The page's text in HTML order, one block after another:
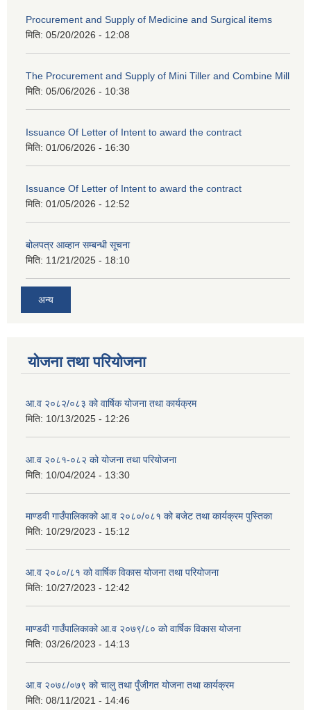
Procurement and Supply of Medicine and Surgical items
मिति: 05/20/2026 - 12:08
The Procurement and Supply of Mini Tiller and Combine Mill
मिति: 05/06/2026 - 10:38
Issuance Of Letter of Intent to award the contract
मिति: 01/06/2026 - 16:30
Issuance Of Letter of Intent to award the contract
मिति: 01/05/2026 - 12:52
बोलपत्र आव्हान सम्बन्धी सूचना
मिति: 11/21/2025 - 18:10
अन्य
योजना तथा परियोजना
आ.व २०८२/०८३ को वार्षिक योजना तथा कार्यक्रम
मिति: 10/13/2025 - 12:26
आ.व २०८१-०८२ को योजना तथा परियोजना
मिति: 10/04/2024 - 13:30
माण्डवी गाउँपालिकाको आ.व २०८०/०८१ को बजेट तथा कार्यक्रम पुस्तिका
मिति: 10/29/2023 - 15:12
आ.व २०८०/८१ को वार्षिक विकास योजना तथा परियोजना
मिति: 10/27/2023 - 12:42
माण्डवी गाउँपालिकाको आ.व २०७९/८० को वार्षिक विकास योजना
मिति: 03/26/2023 - 14:13
आ.व २०७८/०७९ को चालु तथा पुँजीगत योजना तथा कार्यक्रम
मिति: 08/11/2021 - 14:46